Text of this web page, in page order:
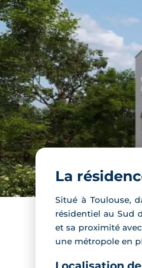
La
Situé à Toulouse,
résidentiel au Sud
et sa proximité
une métropole en